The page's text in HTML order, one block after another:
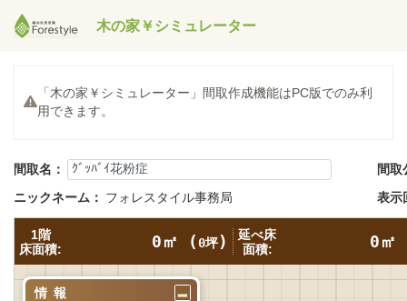
木の家￥シミュレーター
「木の家￥シミュレーター」間取作成機能はPC版でのみ利
用できます。
間取名：
間取
ニックネーム： フォレスタイル事務局 表示
1階
床面積:
0㎡ (0坪)
延べ床
面積:
0㎡
情報